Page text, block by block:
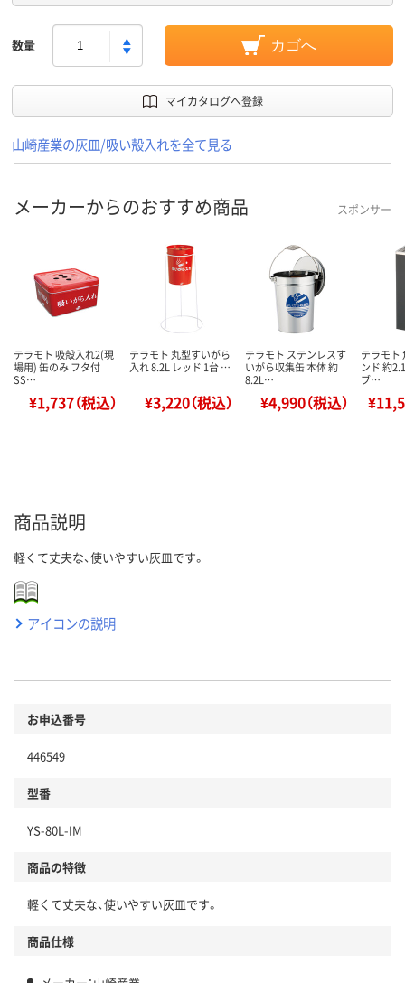
数量 カゴへ
マイカタログへ登録
山崎産業の灰皿/吸い殻入れを全て見る
メーカーからのおすすめ商品 スポンサー
テラモト 吸殻入れ2(現
場用) 缶のみ フタ付
SS…
¥1,737（税込）
テラモト 丸型すいがら
入れ 8.2L レッド 1台 …
¥3,220（税込）
テラモト ステンレスす
いがら収集缶 本体 約
8.2L…
¥4,990（税込）
テラモト
ンド 約
ブ…
商品説明
軽くて丈夫な、使いやすい灰皿です。
アイコンの説明
お申込番号
446549
型番
YS-80L-IM
商品の特徴
軽くて丈夫な、使いやすい灰皿です。
商品仕様